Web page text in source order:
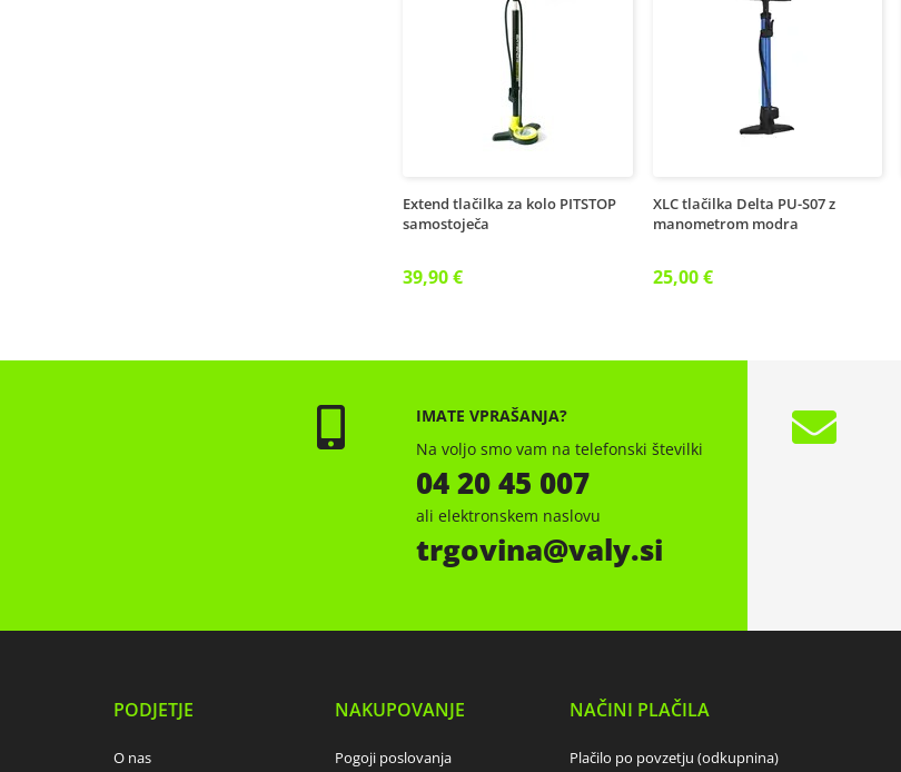
Extend tlačilka za kolo PITSTOP
samostoječa
39,90 €
XLC tlačilka Delta PU-S07 z
manometrom modra
25,00 €
IMATE VPRAŠANJA?
Na voljo smo vam na telefonski številki
04 20 45 007
ali elektronskem naslovu
trgovina valy.si
PODJETJE
O nas
NAKUPOVANJE
Pogoji poslovanja
NAČINI PLAČILA
Plačilo po povzetju (odkupnina)